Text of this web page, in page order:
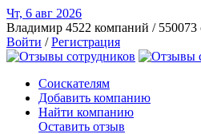
Чт, 6 авг 2026
Владимир 4522 компаний / 550073
Войти /Регистрация
Соискателям
Добавить компанию
Найти компанию
Оставить отзыв